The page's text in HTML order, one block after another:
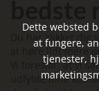
Du har klikket dig
at høre lidt mere
Vi foreslår, at vi
udfylde dine
Dette websted
at fungere,
tjenester,